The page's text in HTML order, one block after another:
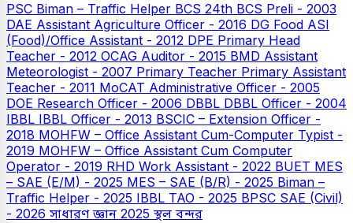
PSC Biman – Traffic Helper BCS 24th BCS Preli - 2003
DAE Assistant Agriculture Officer - 2016 DG Food ASI
(Food)/Office Assistant - 2012 DPE Primary Head
Teacher - 2012 OCAG Auditor - 2015 BMD Assistant
Meteorologist - 2007 Primary Teacher Primary Assistant
Teacher - 2011 MoCAT Administrative Officer - 2005
DOE Research Officer - 2006 DBBL DBBL Officer - 2004
IBBL IBBL Officer - 2013 BSCIC – Extension Officer -
2018 MOHFW – Office Assistant Cum-Computer Typist -
2019 MOHFW – Office Assistant Cum Computer
Operator - 2019 RHD Work Assistant - 2022 BUET MES
– SAE (E/M) - 2025 MES – SAE (B/R) - 2025 Biman –
Traffic Helper - 2025 IBBL TAO - 2025 BPSC SAE (Civil)
- 2026 সাধারণ জ্ঞান 2025 স্থল বন্দর